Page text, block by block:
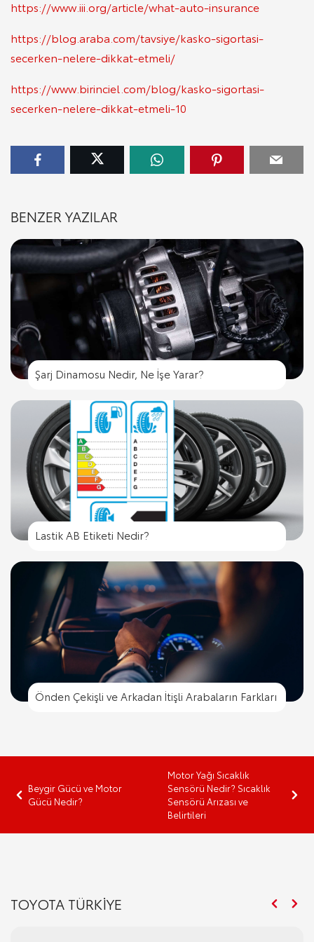
https://www.iii.org/article/what-auto-insurance
https://blog.araba.com/tavsiye/kasko-sigortasi-
secerken-nelere-dikkat-etmeli/
https://www.birinciel.com/blog/kasko-sigortasi-
secerken-nelere-dikkat-etmeli-10
BENZER YAZILAR
Şarj Dinamosu Nedir, Ne İşe Yarar?
Lastik AB Etiketi Nedir?
Önden Çekişli ve Arkadan İtişli Arabaların Farkları
Beygir Gücü ve Motor
Gücü Nedir?
Motor Yağı Sıcaklık
Sensörü Nedir? Sıcaklık
Sensörü Arızası ve
Belirtileri
TOYOTA TÜRKİYE